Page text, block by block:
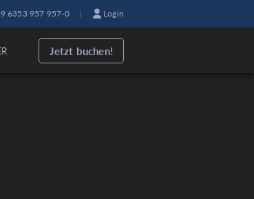
6353 957 957-0 | Login
Jetzt buchen!